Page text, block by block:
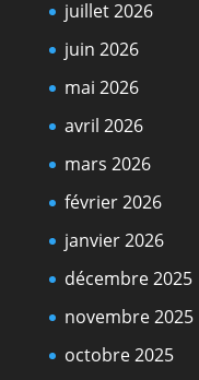
juillet 2026
juin 2026
mai 2026
avril 2026
mars 2026
février 2026
janvier 2026
décembre 2025
novembre 2025
octobre 2025